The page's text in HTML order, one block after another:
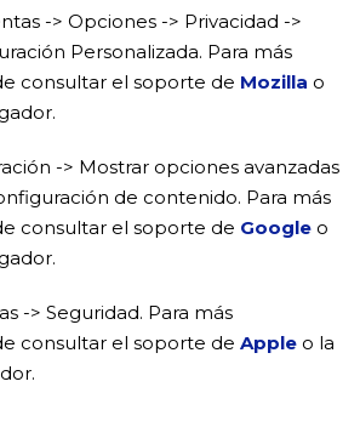
-> Opciones -> Privacidad ->
Personalizada. Para más
consultar el soporte de Mozilla o
-> Mostrar opciones avanzadas
de contenido. Para más
consultar el soporte de Google o
-> Seguridad. Para más
consultar el soporte de Apple o la